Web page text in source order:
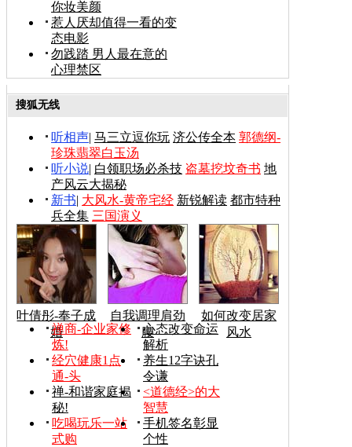
你妆美颜
惹人厌却值得一看的变
态电影
勿践踏 男人最在意的
心理禁区
搜狐无线
听相声| 马三立逗你玩 济公传全本 郭德纲-
珍珠翡翠白玉汤
听小说| 白领职场必杀技 盗墓挖坟奇书 地
产风云大揭秘
新书| 大风水-黄帝宅经 新锐解读 都市特种
兵全集 三国演义
叶倩彤-奉子成
婚
自我调理肩劲
腰
如何改变居家
风水
禅商-企业家修
炼!
心态改变命运
解析
经穴健康1点
通-头
养生12字诀孔
令谦
禅-和谐家庭揭
秘!
<道德经>的大
智慧
吃喝玩乐一站
式购
手机签名彰显
个性